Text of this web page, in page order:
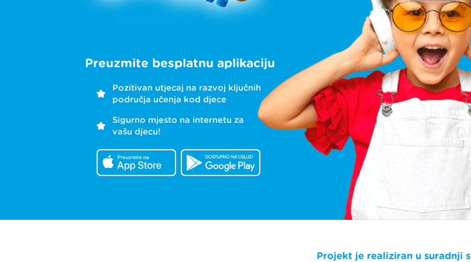
Preuzmite besplatnu aplikaciju
Pozitivan utjecaj na razvoj ključnih
područja učenja kod djece
Sigurno mjesto na internetu za
vašu djecu!
Projekt je realiziran u suradnji s